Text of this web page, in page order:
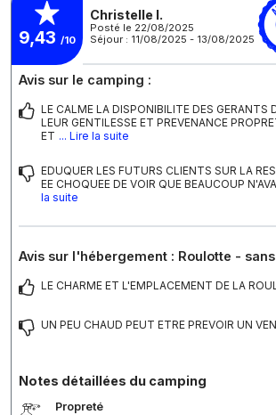
9,43 /10
Christelle I.
Posté le 22/08/2025
Séjour : 11/08/2025 - 13/08/2025
Avis sur le camping :
LE CALME LA DISPONIBILITE DES GERANTS
LEUR GENTILESSE ET PREVENANCE
ET ... Lire la suite
EDUQUER LES FUTURS CLIENTS SUR LA
EE CHOQUEE DE VOIR QUE BEAUCOUP
la suite
Avis sur l'hébergement : Roulotte -
LE CHARME ET L'EMPLACEMENT DE LA
UN PEU CHAUD PEUT ETRE PREVOIR UN
Notes détaillées du camping
Propreté